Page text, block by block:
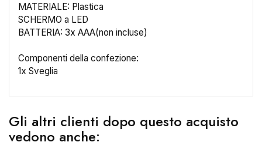
MATERIALE: Plastica
SCHERMO a LED
BATTERIA: 3x AAA(non incluse)
Componenti della confezione:
1x Sveglia
Gli altri clienti dopo questo acquisto
vedono anche:
Crea lista dei desideri